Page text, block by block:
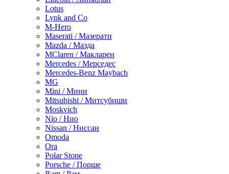
Lotus
Lynk and Co
M-Hero
Maserati / Мазерати
Mazda / Мазда
MClaren / Макларен
Mercedes / Мерседес
Mercedes-Benz Maybach
MG
Mini / Мини
Mitsubishi / Митсубиши
Moskvich
Nio / Нио
Nissan / Ниссан
Omoda
Ora
Polar Stone
Porsche / Порше